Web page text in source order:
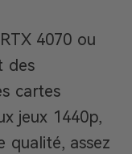
4070 ou
des
cartes
jeux 1440p,
qualité, assez